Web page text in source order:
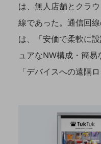
製造・建設業
法人向けスマホ・携帯に関する、
おすすめの機種、料金やサービスを
は、無人店舗とクラ
線であった。通信回
は、「安価で柔軟に
ュアなNW構成・簡
「デバイスへの遠隔